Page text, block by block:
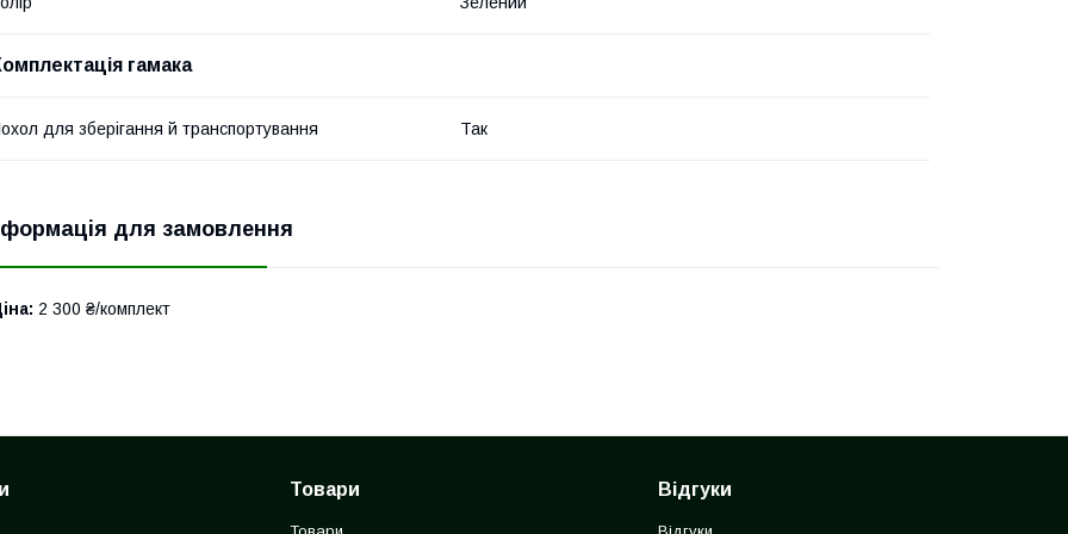
гамака
для зберігання й транспортування Так
для замовлення
2 300 ₴/комплект
Товари Відгуки